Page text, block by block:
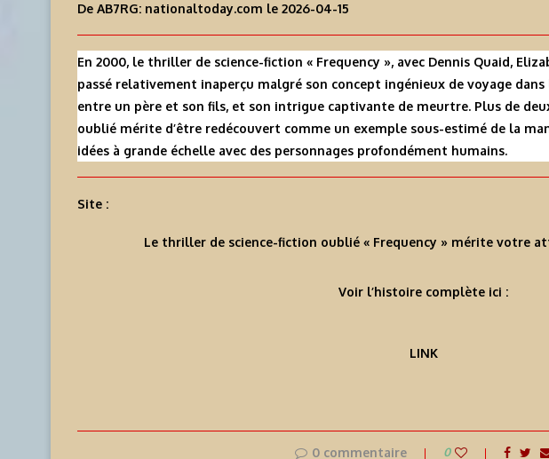
De AB7RG: nationaltoday.com le 2026-04-15
En 2000, le thriller de science-fiction « Frequency », avec Dennis Quaid,
passé relativement inaperçu malgré son concept ingénieux de voyage
entre un père et son fils, et son intrigue captivante de meurtre. Plus de
oublié mérite d’être redécouvert comme un exemple sous-estimé de la
idées à grande échelle avec des personnages profondément humains.
Site :
Le thriller de science-fiction oublié « Frequency » mérite votre
Voir l’histoire complète ici :
LINK
0 commentaire 0